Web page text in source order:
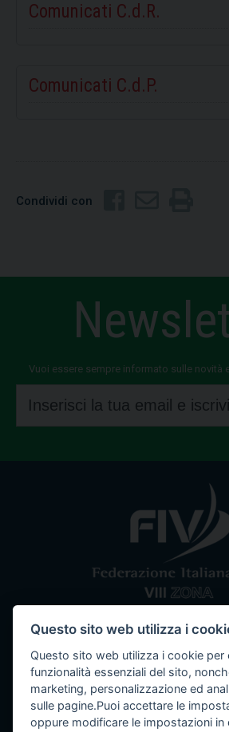
Comunicati C.d.R.
Comunicati C.d.P.
Condividi con
Vuoi essere sempre informato sulle novità
Comitato VIII Zona
Tel / Fax: 080 5351067 Email:
ottavazona@pec.itStadio della
C.F. 95003780103
Questo sito web utilizza i
Questo sito web utilizza i cookie per
funzionalità essenziali del sito,
marketing, personalizzazione ed
sulle pagine.Puoi accettare le
oppure modificare le impostazioni in